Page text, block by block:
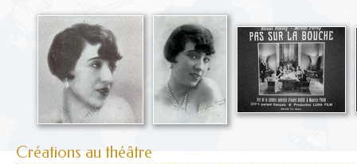
Créations au théâtre